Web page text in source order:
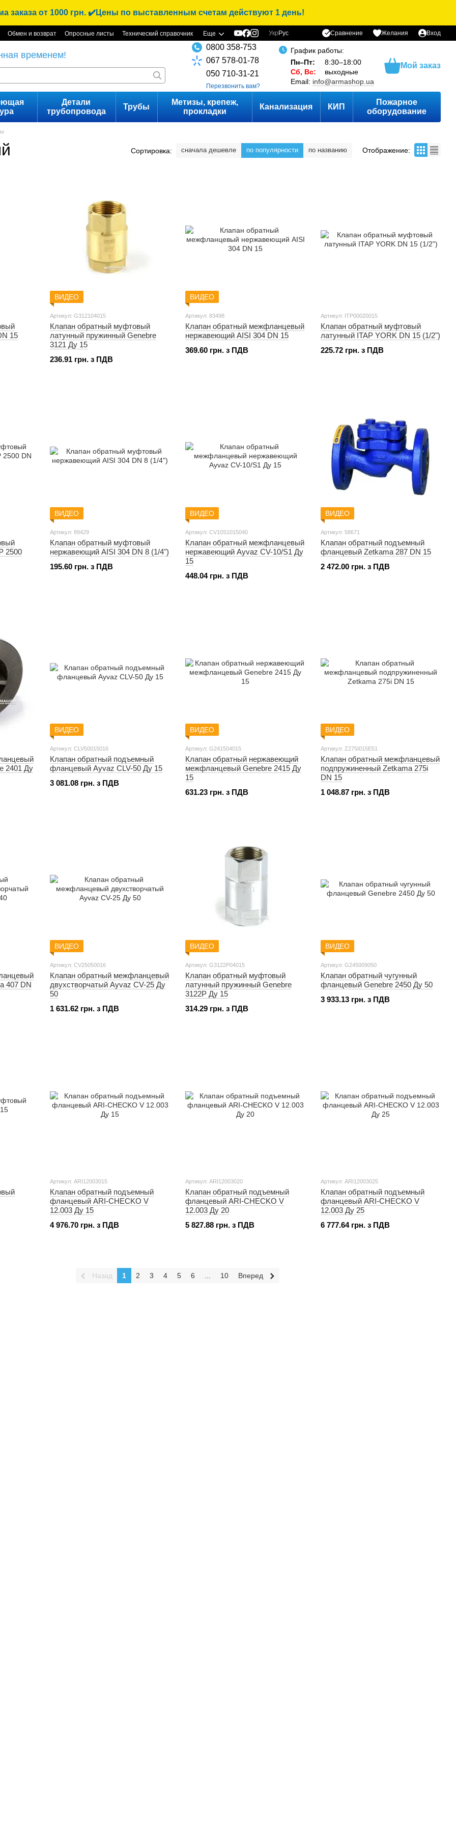
заказа от 1000 грн. ✔️Цены по выставленным счетам действуют 1 день!
Обмен и возврат Опросные листы Технический справочник Еще Укр Рус Сравнение Желания Вход
временем!
0800 358-753
067 578-01-78
050 710-31-21
Перезвонить вам?
График работы:
Пн–Пт:
8:30–18:00
Сб, Вс:
выходные
Email: info@armashop.ua
Мой заказ
Детали
трубопровода
Трубы
Метизы, крепеж,
прокладки
Канализация КИП
Пожарное
оборудование
Сортировка: сначала дешевле по популярности по названию Отображение:
15
ВИДЕО
Артикул: G312104015
Клапан обратный муфтовый
латунный пружинный Genebre
3121 Ду 15
236.91 грн. з ПДВ
ВИДЕО
Артикул: 83498
Клапан обратный межфланцевый
нержавеющий AISI 304 DN 15
369.60 грн. з ПДВ
Артикул: ITP00020015
Клапан обратный муфтовый
латунный ITAP YORK DN 15 (1/2")
225.72 грн. з ПДВ
2500
ВИДЕО
Артикул: 89429
Клапан обратный муфтовый
нержавеющий AISI 304 DN 8 (1/4")
195.60 грн. з ПДВ
ВИДЕО
Артикул: CV10S1015040
Клапан обратный межфланцевый
нержавеющий Ayvaz CV-10/S1 Ду
15
448.04 грн. з ПДВ
ВИДЕО
Артикул: 58671
Клапан обратный подъемный
фланцевый Zetkama 287 DN 15
2 472.00 грн. з ПДВ
2401 Ду
ВИДЕО
Артикул: CLV50015016
Клапан обратный подъемный
фланцевый Ayvaz CLV-50 Ду 15
3 081.08 грн. з ПДВ
ВИДЕО
Артикул: G241504015
Клапан обратный нержавеющий
межфланцевый Genebre 2415 Ду
15
631.23 грн. з ПДВ
ВИДЕО
Артикул: Z275I015E51
Клапан обратный межфланцевый
подпружиненный Zetkama 275i
DN 15
1 048.87 грн. з ПДВ
407 DN
ВИДЕО
Артикул: CV25050016
Клапан обратный межфланцевый
двухстворчатый Ayvaz CV-25 Ду
50
1 631.62 грн. з ПДВ
ВИДЕО
Артикул: G3122P04015
Клапан обратный муфтовый
латунный пружинный Genebre
3122P Ду 15
314.29 грн. з ПДВ
ВИДЕО
Артикул: G245009050
Клапан обратный чугунный
фланцевый Genebre 2450 Ду 50
3 933.13 грн. з ПДВ
Артикул: ARI12003015
Клапан обратный подъемный
фланцевый ARI-CHECKO V
12.003 Ду 15
4 976.70 грн. з ПДВ
Артикул: ARI12003020
Клапан обратный подъемный
фланцевый ARI-CHECKO V
12.003 Ду 20
5 827.88 грн. з ПДВ
Артикул: ARI12003025
Клапан обратный подъемный
фланцевый ARI-CHECKO V
12.003 Ду 25
6 777.64 грн. з ПДВ
Назад 1 2 3 4 5 6 10 Вперед